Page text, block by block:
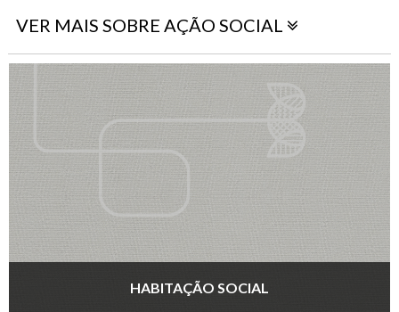
VER MAIS SOBRE AÇÃO SOCIAL
HABITAÇÃO SOCIAL